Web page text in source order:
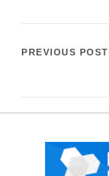
PREVIOUS POST